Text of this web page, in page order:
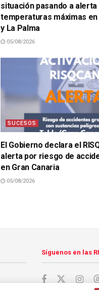
situación pasando a alerta
temperaturas máximas en
y La Palma
05/08/2026
SUCESOS
El Gobierno declara el
alerta por riesgo de
en Gran Canaria
05/08/2026
Síguenos en las